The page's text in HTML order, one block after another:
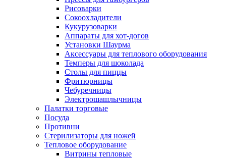
Рисоварки
Сокоохладители
Кукурузоварки
Аппараты для хот-догов
Установки Шаурма
Аксессуары для теплового оборудования
Темперы для шоколада
Столы для пиццы
Фритюрницы
Чебуречницы
Электрошашлычницы
Палатки торговые
Посуда
Противни
Стерилизаторы для ножей
Тепловое оборудование
Витрины тепловые